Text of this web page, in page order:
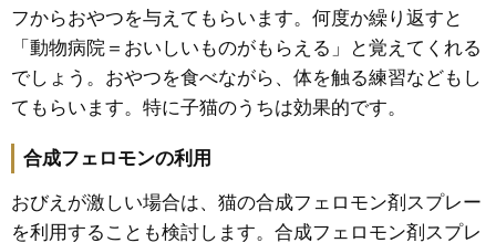
フからおやつを与えてもらいます。何度か繰り返すと
「動物病院＝おいしいものがもらえる」と覚えてくれる
でしょう。おやつを食べながら、体を触る練習などもし
てもらいます。特に子猫のうちは効果的です。
合成フェロモンの利用
おびえが激しい場合は、猫の合成フェロモン剤スプレー
を利用することも検討します。合成フェロモン剤スプレ